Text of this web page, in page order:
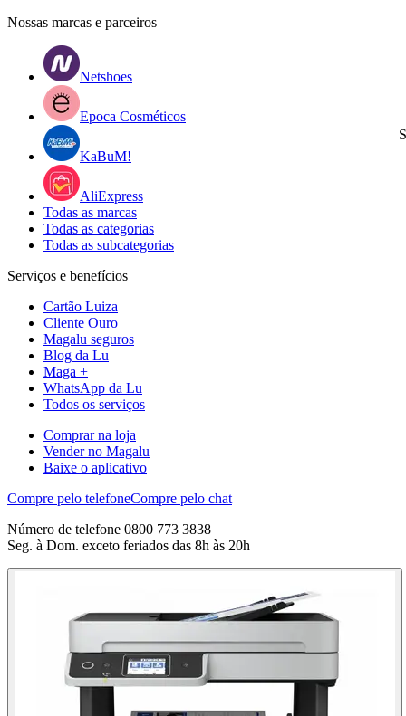
Nossas marcas e parceiros
Netshoes
Epoca Cosméticos
KaBuM!
AliExpress
Todas as marcas
Todas as categorias
Todas as subcategorias
Serviços e benefícios
Cartão Luiza
Cliente Ouro
Magalu seguros
Blog da Lu
Maga +
WhatsApp da Lu
Todos os serviços
Comprar na loja
Vender no Magalu
Baixe o aplicativo
Compre pelo telefoneCompre pelo chat
Número de telefone 0800 773 3838
Seg. à Dom. exceto feriados das 8h às 20h